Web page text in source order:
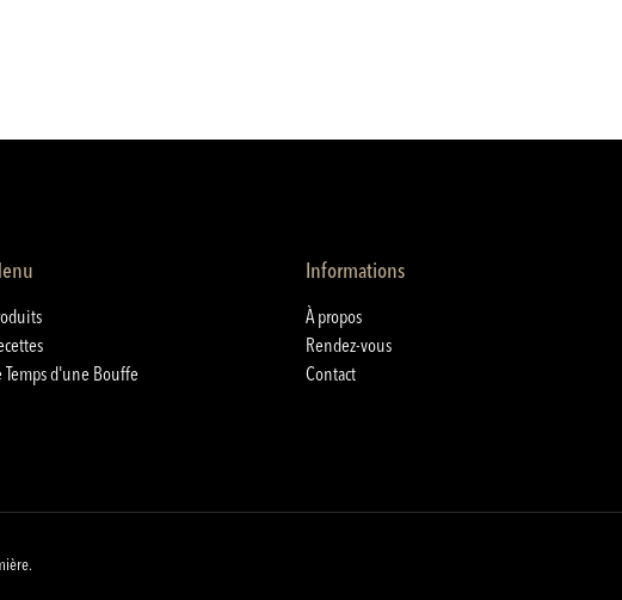
Temps d'une Bouffe
Informations
À propos
Rendez-vous
Contact